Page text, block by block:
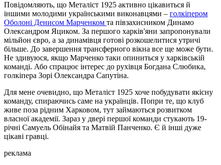
Повідомляють, що Металіст 1925 активно цікавиться й
іншими молодими українськими виконавцями – голкіпером
Оболоні Денисом Марченком та півзахисником Динамо
Олександром Яциком. За першого харків'яни запропонували
мільйон євро, а за динамівця готові розкошелитися утричі
більше. До завершення трансферного вікна все ще може бути.
Не здивуюся, якщо Марченко таки опиниться у харківській
команді. Або спрацює інтерес до рухівця Богдана Слюбика,
голкіпера Зорі Олександра Сапутіна.
Для мене очевидно, що Металіст 1925 хоче побудувати якісну
команду, спираючись саме на українців. Попри те, що клуб
живе поза рідним Харковом, тут займаються розвитком
власної академії. Зараз у двері першої команди стукають 19-
річні Самуель Обінайя та Матвій Панченко. Є й інші дуже
цікаві гравці.
реклама